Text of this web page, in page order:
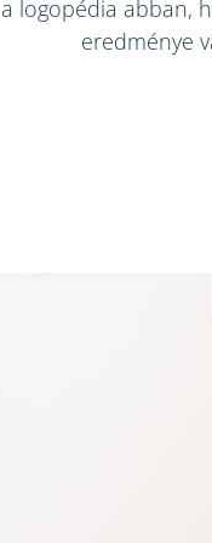
a logopédia abban,
eredménye